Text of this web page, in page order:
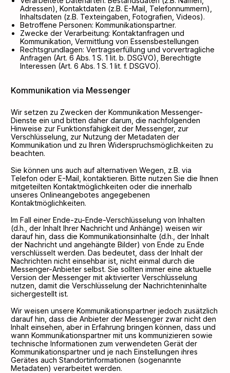
Adressen), Kontaktdaten (z.B. E-Mail, Telefonnummern),
Inhaltsdaten (z.B. Texteingaben, Fotografien, Videos).
Betroffene Personen: Kommunikationspartner.
Zwecke der Verarbeitung: Kontaktanfragen und
Kommunikation, Vermittlung von Essensbestellungen
Rechtsgrundlagen: Vertragserfüllung und vorvertragliche
Anfragen (Art. 6 Abs. 1 S. 1 lit. b. DSGVO), Berechtigte
Interessen (Art. 6 Abs. 1 S. 1 lit. f. DSGVO).
Kommunikation via Messenger
Wir setzen zu Zwecken der Kommunikation Messenger-
Dienste ein und bitten daher darum, die nachfolgenden
Hinweise zur Funktionsfähigkeit der Messenger, zur
Verschlüsselung, zur Nutzung der Metadaten der
Kommunikation und zu Ihren Widerspruchsmöglichkeiten zu
beachten.
Sie können uns auch auf alternativen Wegen, z.B. via
Telefon oder E-Mail, kontaktieren. Bitte nutzen Sie die Ihnen
mitgeteilten Kontaktmöglichkeiten oder die innerhalb
unseres Onlineangebotes angegebenen
Kontaktmöglichkeiten.
Im Fall einer Ende-zu-Ende-Verschlüsselung von Inhalten
(d.h., der Inhalt Ihrer Nachricht und Anhänge) weisen wir
darauf hin, dass die Kommunikationsinhalte (d.h., der Inhalt
der Nachricht und angehängte Bilder) von Ende zu Ende
verschlüsselt werden. Das bedeutet, dass der Inhalt der
Nachrichten nicht einsehbar ist, nicht einmal durch die
Messenger-Anbieter selbst. Sie sollten immer eine aktuelle
Version der Messenger mit aktivierter Verschlüsselung
nutzen, damit die Verschlüsselung der Nachrichteninhalte
sichergestellt ist.
Wir weisen unsere Kommunikationspartner jedoch zusätzlich
darauf hin, dass die Anbieter der Messenger zwar nicht den
Inhalt einsehen, aber in Erfahrung bringen können, dass und
wann Kommunikationspartner mit uns kommunizieren sowie
technische Informationen zum verwendeten Gerät der
Kommunikationspartner und je nach Einstellungen ihres
Gerätes auch Standortinformationen (sogenannte
Metadaten) verarbeitet werden.